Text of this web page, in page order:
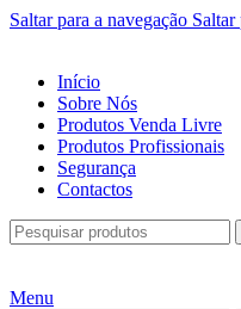
Saltar para a navegação Saltar
Início
Sobre Nós
Produtos Venda Livre
Produtos Profissionais
Segurança
Contactos
Menu